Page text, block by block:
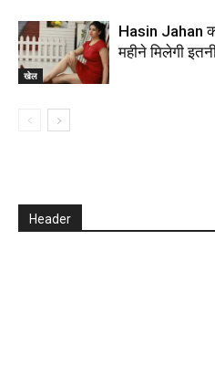
खेल
Hasin Jahan
महीने मिलेगी
Header